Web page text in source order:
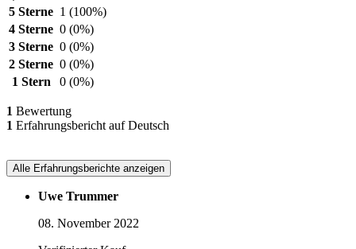
5 Sterne 1 (100%)
4 Sterne 0 (0%)
3 Sterne 0 (0%)
2 Sterne 0 (0%)
1 Stern
0 (0%)
1 Bewertung
1 Erfahrungsbericht auf Deutsch
Alle Erfahrungsberichte anzeigen
Uwe Trummer
08. November 2022